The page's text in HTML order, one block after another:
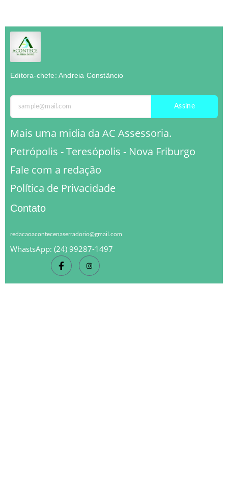
Editora-chefe: Andreia Constâncio
Assine
Mais uma midia da AC Assessoria.
Petrópolis - Teresópolis - Nova Friburgo
Fale com a redação
Política de Privacidade
Contato
redacaoacontecenaserradorio@gmail.com
WhastsApp: (24) 99287-1497